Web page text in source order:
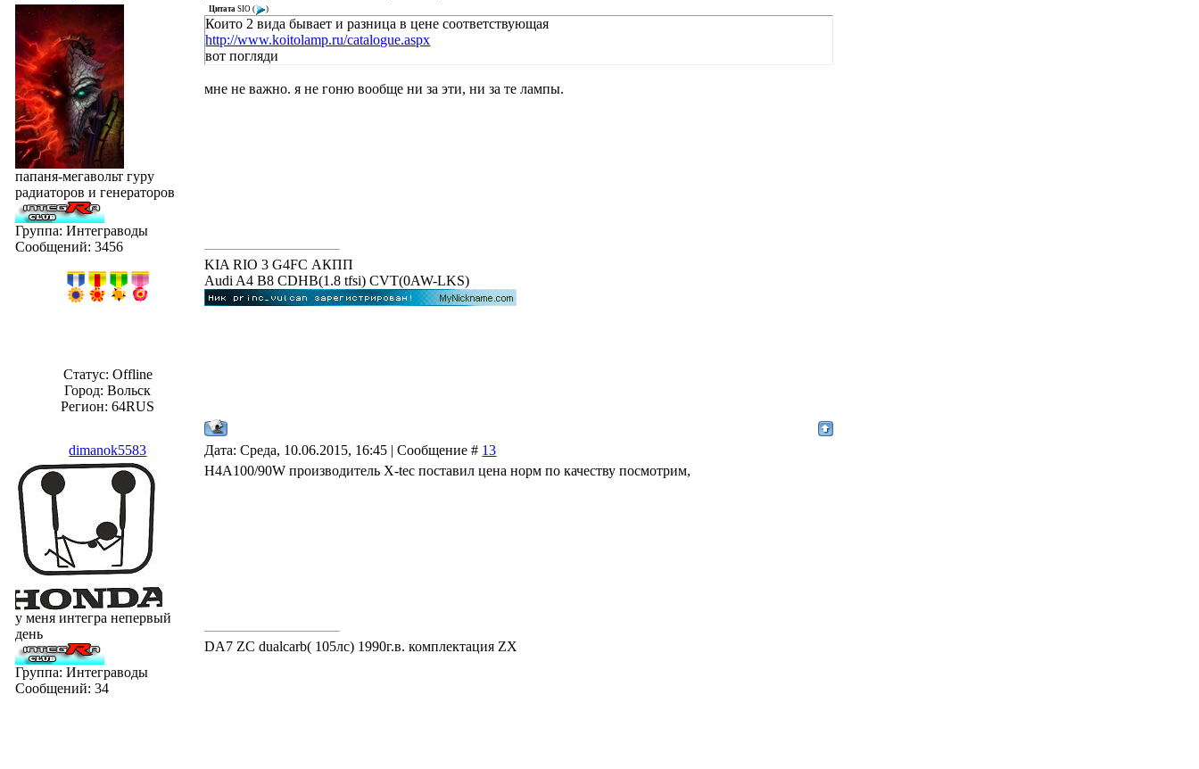
папаня-мегавольт гуру
радиаторов и генераторов
Группа: Интеграводы
Сообщений:3456
Статус: Offline
Город: Вольск
Регион: 64RUS
Цитата SIO ( )
Които 2 вида бывает и разница в цене соответствующая
http://www.koitolamp.ru/catalogue.aspx
вот погляди
мне не важно. я не гоню вообще ни за эти, ни за те лампы.
KIA RIO 3 G4FC АКПП
Audi A4 B8 CDHB(1.8 tfsi) CVT(0AW-LKS)
dimanok5583 Дата: Среда, 10.06.2015, 16:45 | Сообщение # 13
у меня интегра непервый
день
Группа: Интеграводы
Сообщений:34
H4A100/90W производитель X-tec поставил цена норм по качеству посмотрим,
DA7 ZC dualcarb( 105лс) 1990г.в. комплектация ZX